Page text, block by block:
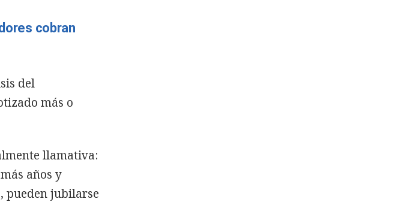
cobran
del
más o
llamativa:
años y
pueden jubilarse